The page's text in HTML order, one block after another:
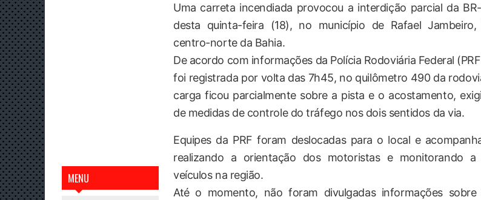
MENU
Uma carreta incendiada provocou a interdição parcial da
desta quinta-feira (18), no município de Rafael Jambeiro,
centro-norte da Bahia.
De acordo com informações da Polícia Rodoviária Federal
foi registrada por volta das 7h45, no quilômetro 490 da
carga ficou parcialmente sobre a pista e o acostamento,
de medidas de controle do tráfego nos dois sentidos da via.
Equipes da PRF foram deslocadas para o local e
realizando a orientação dos motoristas e monitorando a
veículos na região.
Até o momento, não foram divulgadas informações sobre